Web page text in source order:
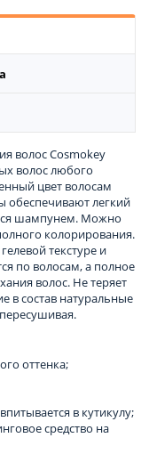
волос Cosmokey
волос любого
цвет волосам
обеспечивают легкий
шампунем. Можно
колорирования.
текстуре и
по волосам, а полное
волос. Не теряет
в состав натуральные
оттенка;
в кутикулу;
средство на